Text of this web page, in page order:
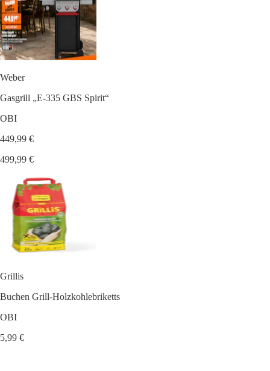
Weber
Gasgrill „E-335 GBS Spirit“
OBI
449,99 €
499,99 €
Grillis
Buchen Grill-Holzkohlebriketts
OBI
5,99 €